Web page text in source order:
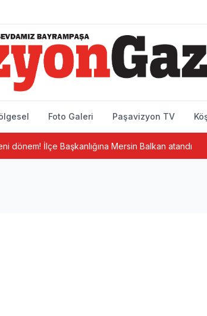
Foto Galeri Paşavizyon TV
Başkanlığına Mersin Balkan atandı